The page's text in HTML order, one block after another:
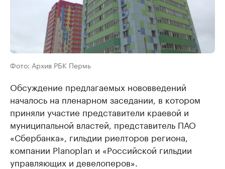
Фото: Архив РБК Пермь
Обсуждение предлагаемых нововведений
началось на пленарном заседании, в котором
приняли участие представители краевой и
муниципальной властей, представитель ПАО
«Сбербанка», гильдии риелторов региона,
компании Planoplan и «Российской гильдии
управляющих и девелоперов».